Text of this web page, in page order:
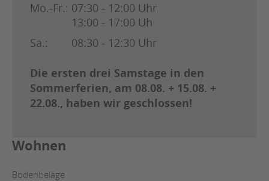
Mo.-Fr.: 07:30 - 12:00 Uhr
13:00 - 17:00 Uh
Sa.:
08:30 - 12:30 Uhr
Die ersten drei Samstage in den
Sommerferien, am 08.08. + 15.08. +
22.08., haben wir geschlossen!
Wohnen
Bodenbeläge